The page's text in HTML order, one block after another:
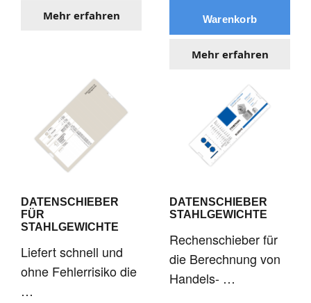
Mehr erfahren
Mehr erfahren
DATENSCHIEBER
FÜR
STAHLGEWICHTE
Liefert schnell und
ohne Fehlerrisiko die
…
DATENSCHIEBER
STAHLGEWICHTE
Rechenschieber für
die Berechnung von
Handels- …